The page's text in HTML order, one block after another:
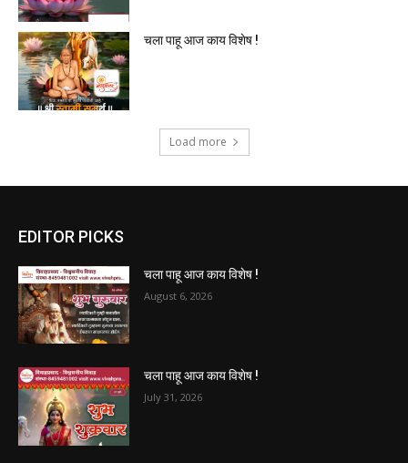
चला पाहू आज काय विशेष !
Load more
EDITOR PICKS
चला पाहू आज काय विशेष !
August 6, 2026
चला पाहू आज काय विशेष !
July 31, 2026